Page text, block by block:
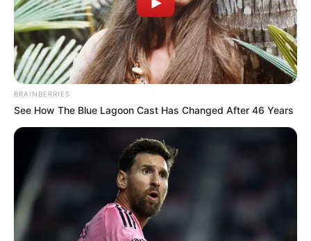
BRAINBERRIES
See How The Blue Lagoon Cast Has Changed After 46 Years